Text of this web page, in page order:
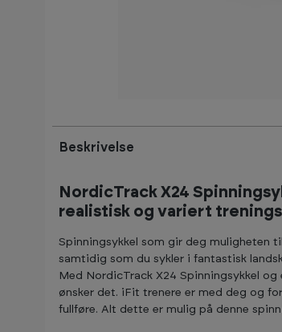
Beskrivelse
NordicTrack X24
realistisk og variert
Spinningsykkel som gir deg muligheten
samtidig som du sykler i fantastisk
Med NordicTrack X24 Spinningsykkel
ønsker det. iFit trenere er med deg og
fullføre. Alt dette er mulig på denne